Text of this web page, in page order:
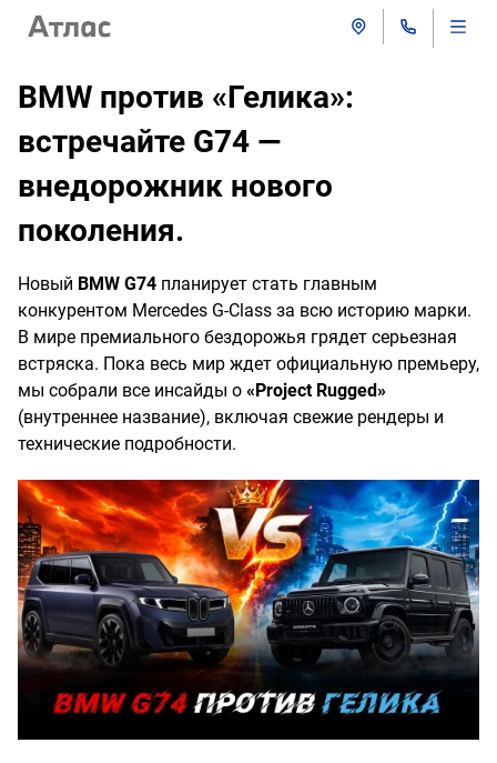
BMW против «Гелика»:
встречайте G74 —
внедорожник нового
поколения.
Новый BMW G74 планирует стать главным
конкурентом Mercedes G-Class за всю историю марки.
В мире премиального бездорожья грядет серьезная
встряска. Пока весь мир ждет официальную премьеру,
мы собрали все инсайды о «Project Rugged»
(внутреннее название), включая свежие рендеры и
технические подробности.